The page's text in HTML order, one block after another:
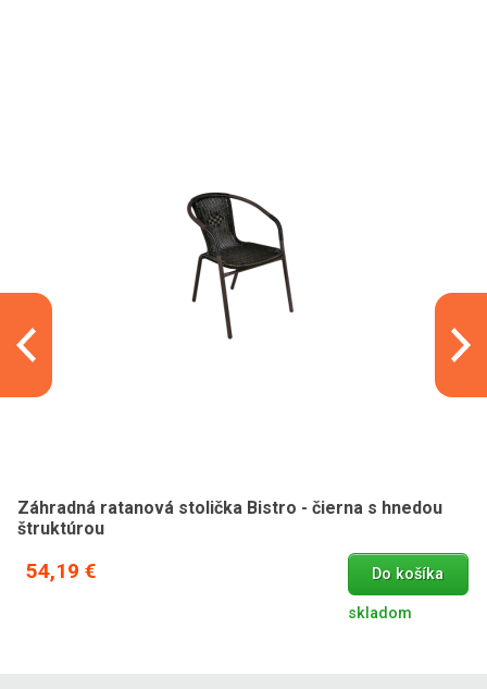
Záhradná ratanová stolička Bistro - čierna s hnedou
štruktúrou
54,19 € Do košíka
skladom